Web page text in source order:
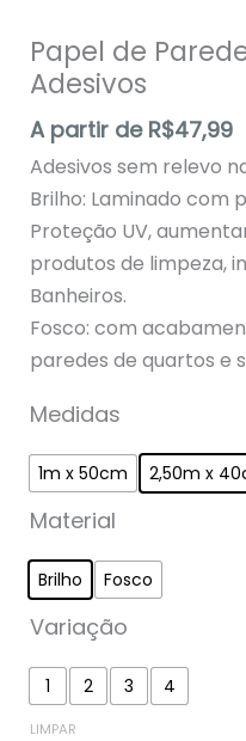
Papel de
Adesivos
A partir de R$47,99
Adesivos sem relevo
Brilho: Laminado com
Proteção UV,
produtos de limpeza,
Banheiros.
Fosco: com
paredes de quartos e
Medidas
1m x 50cm 2,50m x
Material
Brilho Fosco
Variação
1 2 3 4
LIMPAR